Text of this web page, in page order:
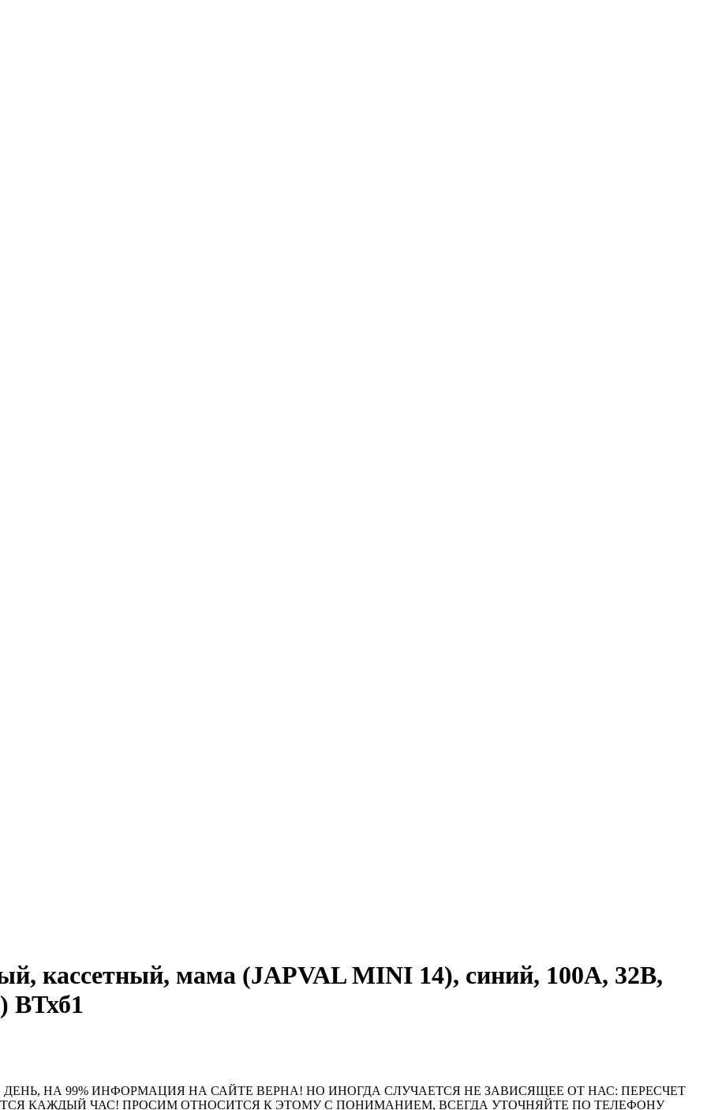
кассетный, мама (JAPVAL MINI 14), синий, 100А, 32В,
ВТхб1
НА 99% ИНФОРМАЦИЯ НА САЙТЕ ВЕРНА! НО ИНОГДА СЛУЧАЕТСЯ НЕ ЗАВИСЯЩЕЕ ОТ НАС: ПЕРЕСЧЕТ
КАЖДЫЙ ЧАС! ПРОСИМ ОТНОСИТСЯ К ЭТОМУ С ПОНИМАНИЕМ, ВСЕГДА УТОЧНЯЙТЕ ПО ТЕЛЕФОНУ